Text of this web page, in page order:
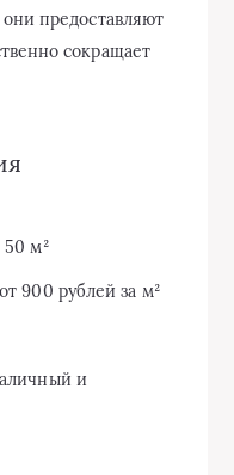
предоставляют
сокращает
м²
900 рублей за м²
и